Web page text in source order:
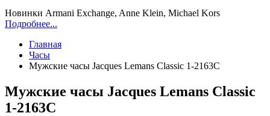
Новинки Armani Exchange, Anne Klein, Michael Kors
Подробнее...
Главная
Часы
Мужские часы Jacques Lemans Classic 1-2163C
Мужские часы Jacques Lemans Classic
1-2163C